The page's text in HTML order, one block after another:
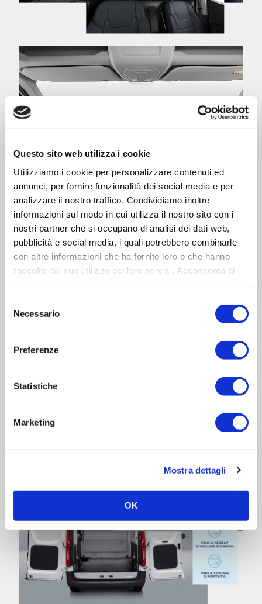
Questo sito web utilizza i cookie
Utilizziamo i cookie per personalizzare contenuti ed
annunci, per fornire funzionalità dei social media e per
analizzare il nostro traffico. Condividiamo inoltre
informazioni sul modo in cui utilizza il nostro sito con i
nostri partner che si occupano di analisi dei dati web,
pubblicità e social media, i quali potrebbero combinarle
con altre informazioni che ha fornito loro o che hanno
raccolto dal suo utilizzo dei loro servizi. Acconsenta ai
delNecessario
Preferenze
Statistiche
Marketing
Mostra dettagli
OK